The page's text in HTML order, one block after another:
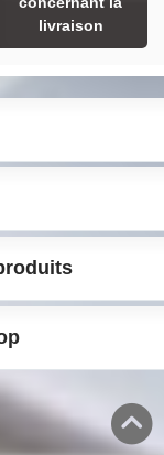
livraison